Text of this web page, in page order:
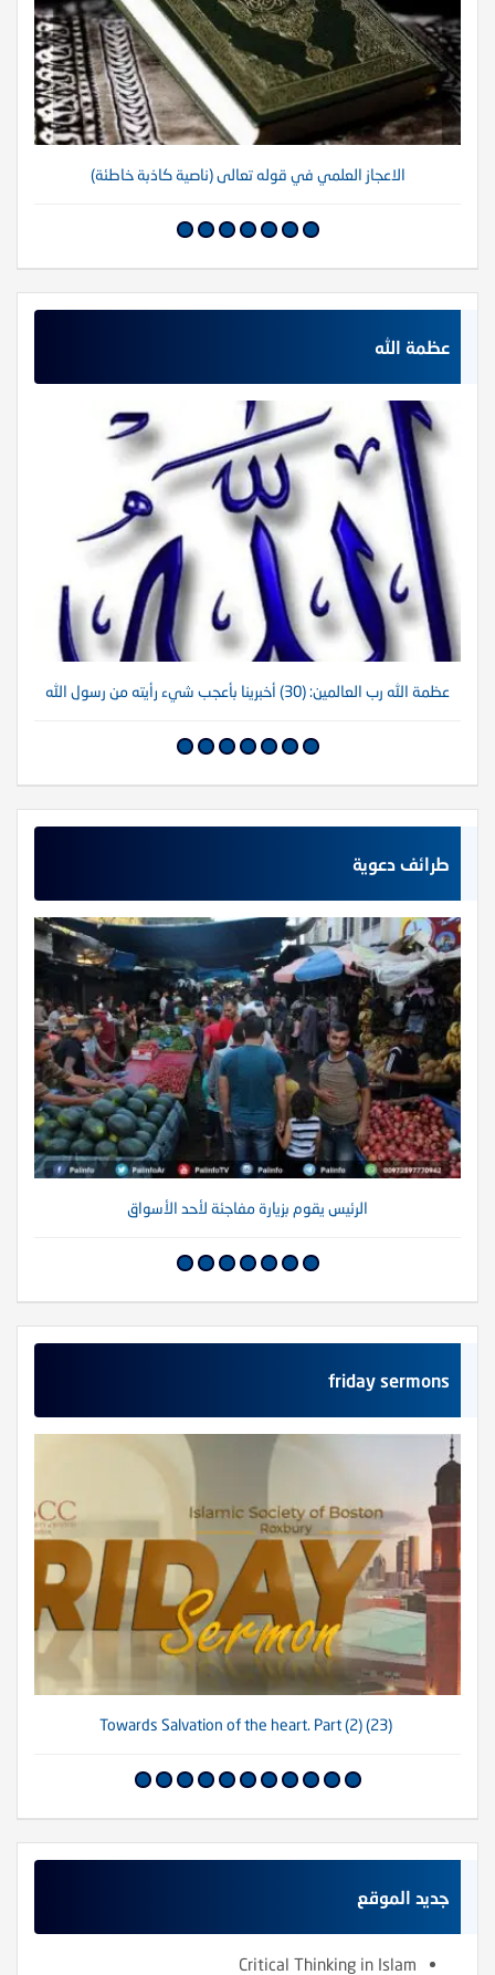
الاعجاز العلمي في قوله تعالى (ناصية كاذبة خاطئة)
عظمة الله
عظمة الله رب العالمين: (30) أخبرينا بأعجب شيء رأيته من رسول الله
طرائف دعوية
الرئيس يقوم بزيارة مفاجئة لأحد الأسواق
friday sermons
(23) Towards Salvation of the heart. Part (2)
جديد الموقع
Critical Thinking in Islam